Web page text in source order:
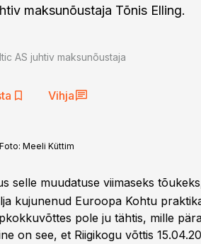
maksunõustaja Tõnis Elling.
AS juhtiv maksunõustaja
Vihja
Foto: Meeli Küttim
selle muudatuse viimaseks
kujunenud Euroopa Kohtu
pole ju tähtis, mille
on see, et Riigikogu võttis